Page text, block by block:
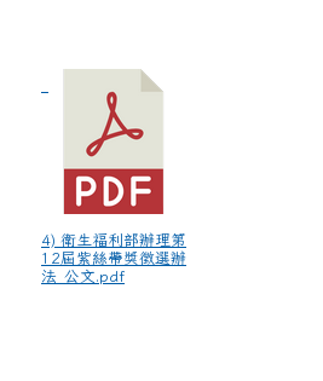
4) 衛生福利部辦理第
12屆紫絲帶獎徵選辦
法_公文.pdf